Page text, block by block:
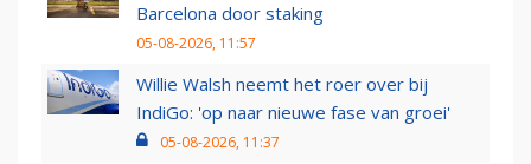
Barcelona door staking
05-08-2026, 11:57
Willie Walsh neemt het roer over bij
IndiGo: 'op naar nieuwe fase van groei'
05-08-2026, 11:37